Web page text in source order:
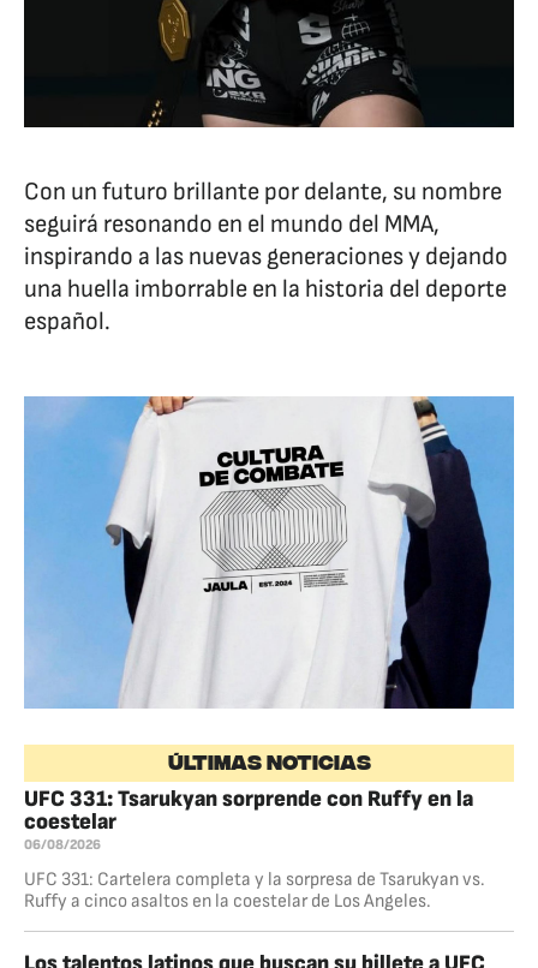
Con un futuro brillante por delante, su nombre
seguirá resonando en el mundo del MMA,
inspirando a las nuevas generaciones y dejando
una huella imborrable en la historia del deporte
español.
ÚLTIMAS NOTICIAS
UFC 331: Tsarukyan sorprende con Ruffy en la
coestelar
06/08/2026
UFC 331: Cartelera completa y la sorpresa de Tsarukyan vs.
Ruffy a cinco asaltos en la coestelar de Los Angeles.